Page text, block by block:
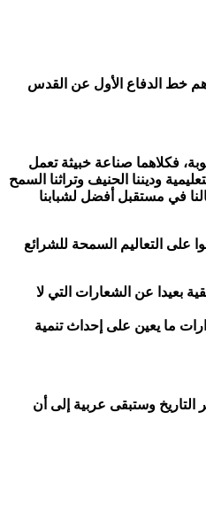
خط الدفاع الأول عن القدس
فكلاهما صناعة خبيثة تعمل
وديننا الحنيف وتراثنا السمح
في مستقبل أفضل لشبابنا
على التعاليم السمحة للشرائع
بعيدا عن الشعارات التي لا
ما يعين على إحداث تنمية
التاريخ وستبقى عربية إلى أن